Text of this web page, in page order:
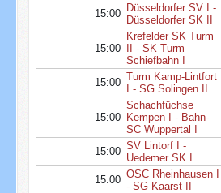
15:00 Düsseldorfer SV I -
Düsseldorfer SK II
15:00
Krefelder SK Turm
II - SK Turm
Schiefbahn I
15:00 Turm Kamp-Lintfort
I - SG Solingen II
15:00
Schachfüchse
Kempen I - Bahn-
SC Wuppertal I
15:00 SV Lintorf I -
Uedemer SK I
15:00 OSC Rheinhausen I
- SG Kaarst II